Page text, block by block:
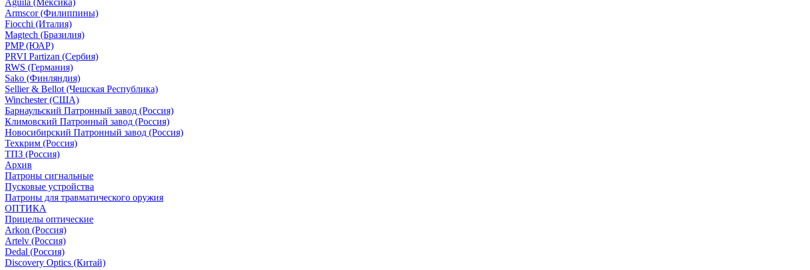
Aguila (Мексика)
Armscor (Филиппины)
Fiocchi (Италия)
Magtech (Бразилия)
PMP (ЮАР)
PRVI Partizan (Сербия)
RWS (Германия)
Sako (Финляндия)
Sellier & Bellot (Чешская Республика)
Winchester (США)
Барнаульский Патронный завод (Россия)
Климовский Патронный завод (Россия)
Новосибирский Патронный завод (Россия)
Техкрим (Россия)
ТПЗ (Россия)
Архив
Патроны сигнальные
Пусковые устройства
Патроны для травматического оружия
ОПТИКА
Прицелы оптические
Arkon (Россия)
Artelv (Россия)
Dedal (Россия)
Discovery Optics (Китай)